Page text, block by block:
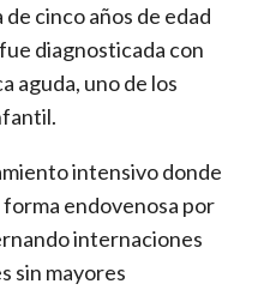
cinco años de edad
diagnosticada con
aguda, uno de los
intensivo donde
endovenosa por
internaciones
sin mayores